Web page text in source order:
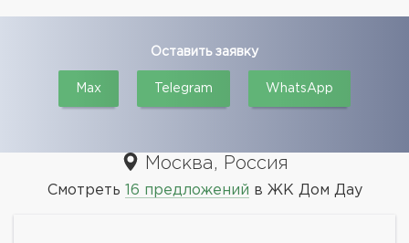
Оставить заявку
Max Telegram WhatsApp
Москва, Россия
Смотреть 16 предложений в ЖК Дом Дау